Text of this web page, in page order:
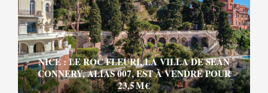
NICE : LE ROC FLEURI, LA VILLA DE SEAN
CONNERY, ALIAS 007, EST À VENDRE POUR
23,5 M €